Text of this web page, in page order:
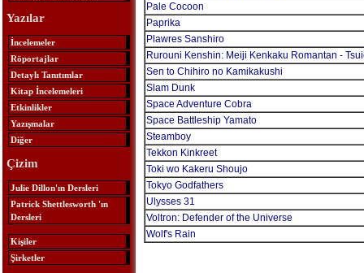
Yazılar
İncelemeler
Röportajlar
Detaylı Tanıtımlar
Kitap İncelemeleri
Etkinlikler
Yazışmalar
Diğer
Çizim
Julie Dillon'ın Dersleri
Patrick Shettlesworth 'ın
Dersleri
Kişiler
Şirketler
Pale Cocoon
Paprika
Plawres Sanshiro
Rurouni Kenshin: Meiji Kenkaku Romantan -
Sen to Chihiro no Kamikakushi
Slam Dunk
Space Adventure Cobra
Space Battleship Yamato
Steamboy
Tekkon Kinkreet
Toki wo Kakeru Shoujo
Tokyo Godfathers
Ulysses 31
Voltron: Defender of the Universe
Wolf's Rain